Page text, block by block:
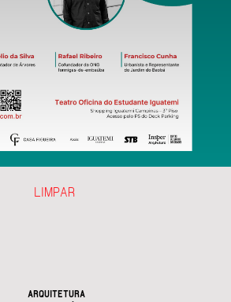
ARQUITETURA
LIMPAR